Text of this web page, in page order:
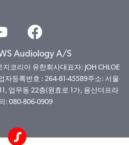
Audiology A/S
코리아 유한회사대표자: JOH CHLOE
자등록번호 : 264-81-45589주소: 서울
업무동 22층(원효로 1가, 용산더프라
: 080-806-0909